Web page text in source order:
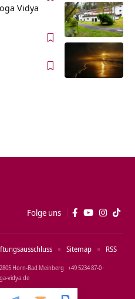
Vidya
Folge uns
Horn‑Bad Meinberg · +49 5234 87‑0 ·
Sitemap RSS